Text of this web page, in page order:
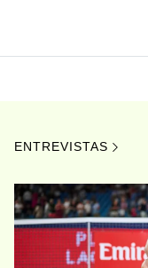
ENTREVISTAS